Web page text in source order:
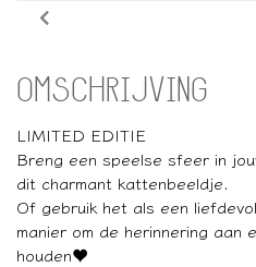
OMSCHRIJVING
LIMITED EDITIE
Breng een speelse sfeer in
dit charmant kattenbeeldje.
Of gebruik het als een
manier om de herinnering aan
houden♥️